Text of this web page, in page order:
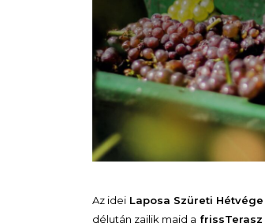
Az idei Laposa Szüreti Hétvége
délután zajlik majd a frissTerasz